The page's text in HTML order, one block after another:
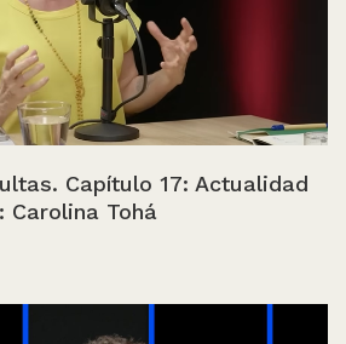
Capítulo 17: Actualidad
Tohá